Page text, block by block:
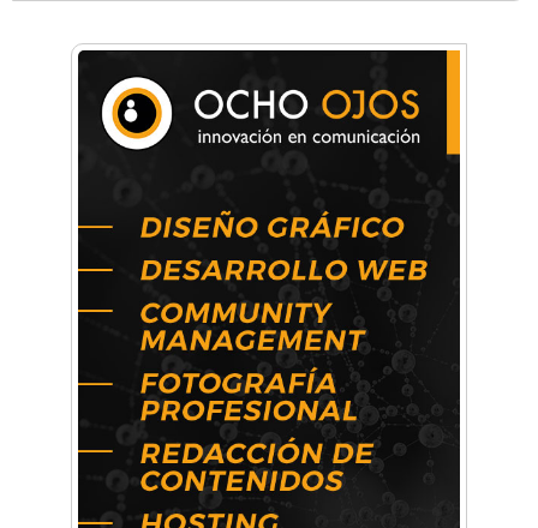
crecimiento personal
Arq. Horacio Alejandro Sánchez
Artística ApasionArte
Artística Veral
BAIC Ramos Mejía